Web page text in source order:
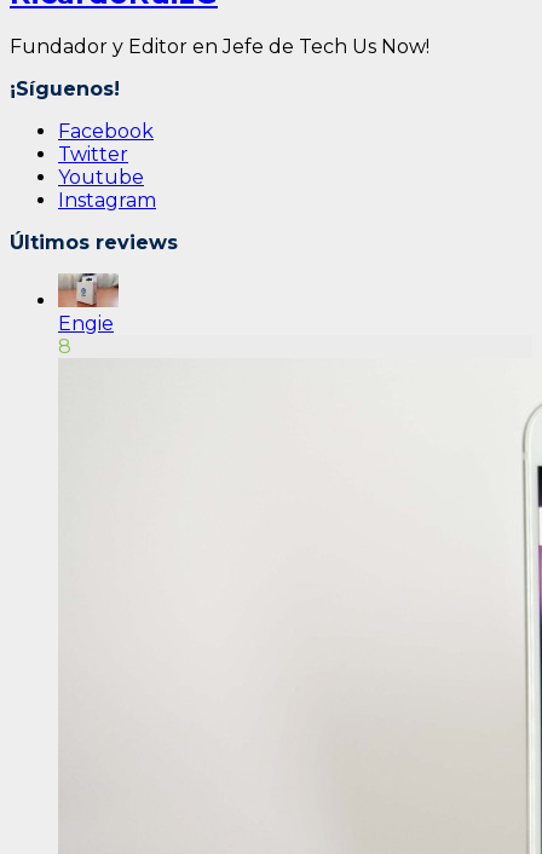
Fundador y Editor en Jefe de Tech Us Now!
¡Síguenos!
Facebook
Twitter
Youtube
Instagram
Últimos reviews
Engie
8